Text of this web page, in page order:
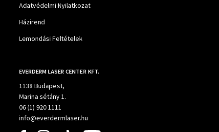
Adatvédelmi Nyilatkozat
Házirend
Lemondási Feltételek
EVERDERM LASER CENTER KFT.
1138 Budapest,
Marina sétány 1.
06 (1) 920 1111
info@everdermlaser.hu